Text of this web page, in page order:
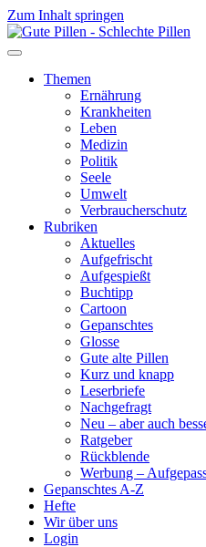
Zum Inhalt springen
Themen
Ernährung
Krankheiten
Leben
Medizin
Politik
Seele
Umwelt
Verbraucherschutz
Rubriken
Aktuelles
Aufgefrischt
Aufgespießt
Buchtipp
Cartoon
Gepanschtes
Glosse
Gute alte Pillen
Kurz und knapp
Leserbriefe
Nachgefragt
Neu – aber auch
Ratgeber
Rückblende
Werbung –
Gepanschtes A-Z
Hefte
Wir über uns
Login